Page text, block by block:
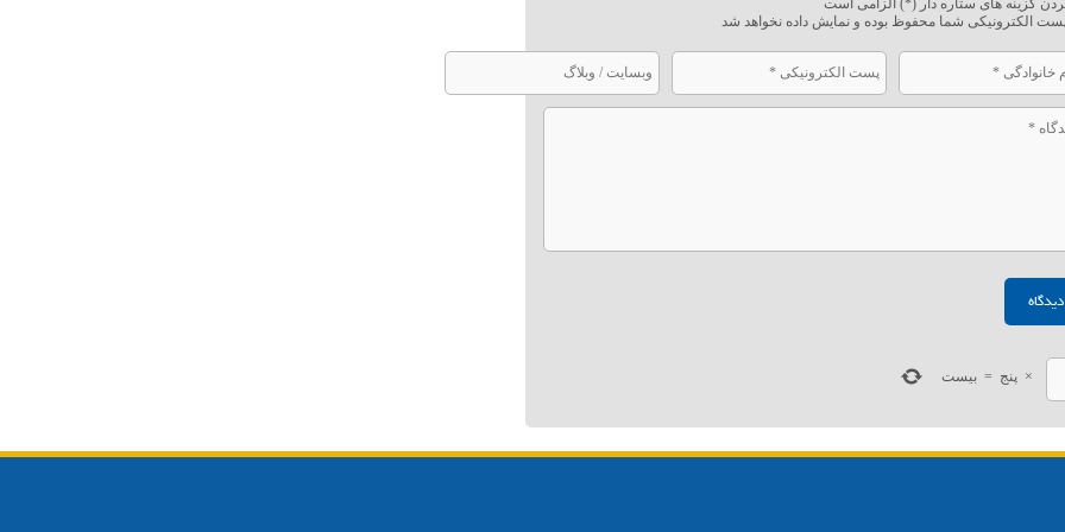
گزینه های ستاره دار (*) الزامی است
الکترونیکی شما محفوظ بوده و نمایش داده نخواهد شد
× پنج = بیست